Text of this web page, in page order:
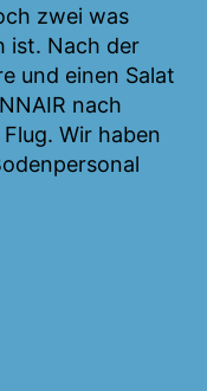
zwei was
ist. Nach der
und einen Salat
nach
Wir haben